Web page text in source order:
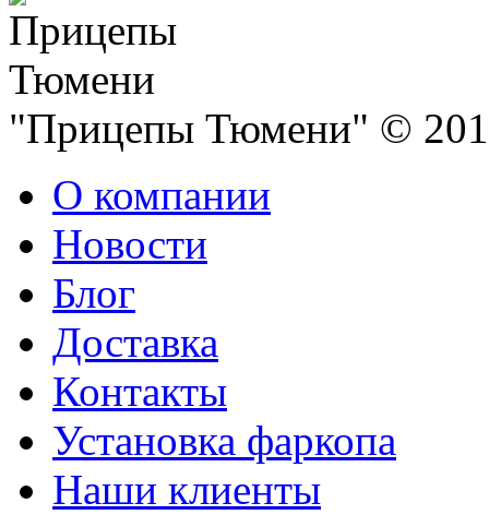
"Прицепы Тюмени" ©
О компании
Новости
Блог
Доставка
Контакты
Установка фаркопа
Наши клиенты